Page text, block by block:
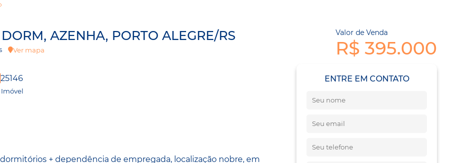
AZENHA, PORTO ALEGRE/RS
Ver mapa
Valor de Venda
R$ 395.000
25146
Imóvel
+ dependência de empregada, localização nobre, em
ENTRE EM CONTATO